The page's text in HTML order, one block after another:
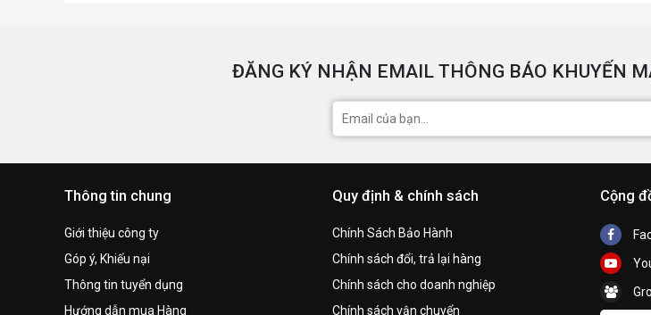
ĐĂNG KÝ NHẬN EMAIL THÔNG BÁO KHUYẾN
Thông tin chung
Giới thiệu công ty
Góp ý, Khiếu nại
Thông tin tuyển dụng
Hướng dẫn mua Hàng
Quy định & chính sách
Chính Sách Bảo Hành
Chính sách đổi, trả lại hàng
Chính sách cho doanh nghiệp
Chính sách vận chuyển
Cộng